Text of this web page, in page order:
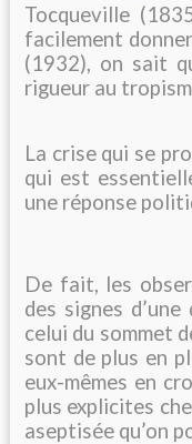
Tocqueville
facilement
(1932), on sait
rigueur au
La crise qui se
qui est
une réponse
De fait, les
des signes
celui du sommet
sont de plus en
eux-mêmes en
plus explicites
aseptisée qu’on